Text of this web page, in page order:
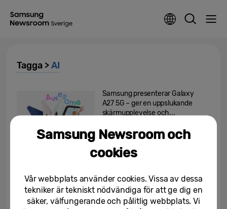
Tagga >AI
Samsung presenterar Galaxy
A27 5G – ger en uppslukande
skärmupplevelse och...
25/06/2026
Samsung utvecklar framtidens
17/06/2026
Samsung Newsroom och
cookies
Vår webbplats använder cookies. Vissa av dessa
tekniker är tekniskt nödvändiga för att ge dig en
säker, välfungerande och pålitlig webbplats. Vi